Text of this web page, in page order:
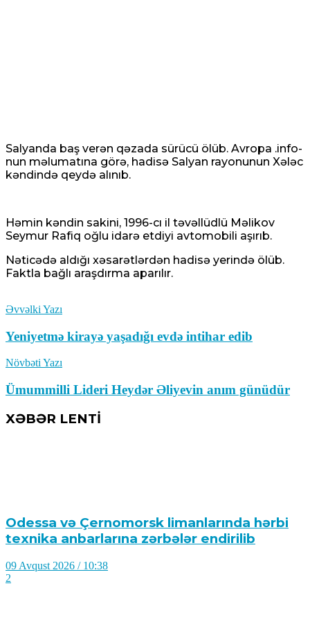
Salyanda baş verən qəzada sürücü ölüb. Avropa .info-
nun məlumatına görə, hadisə Salyan rayonunun Xələc
kəndində qeydə alınıb.
Həmin kəndin sakini, 1996-cı il təvəllüdlü Məlikov
Seymur Rafiq oğlu idarə etdiyi avtomobili aşırıb.
Nəticədə aldığı xəsarətlərdən hadisə yerində ölüb.
Faktla bağlı araşdırma aparılır.
Əvvəlki Yazı
Yeniyetmə kirayə yaşadığı evdə intihar edib
Növbəti Yazı
Ümummilli Lideri Heydər Əliyevin anım günüdür
XƏBƏR LENTİ
Odessa və Çernomorsk limanlarında hərbi
texnika anbarlarına zərbələr endirilib
09 Avqust 2026 / 10:38
2